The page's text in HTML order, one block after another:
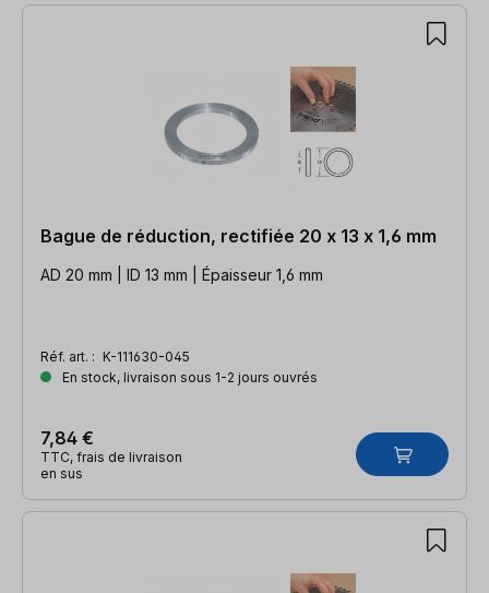
Bague de réduction, rectifiée 20 x 13 x 1,6 mm
AD 20 mm | ID 13 mm | Épaisseur 1,6 mm
Réf. art. : K-111630-045
En stock, livraison sous 1-2 jours ouvrés
7,84 €
TTC, frais de livraison
en sus